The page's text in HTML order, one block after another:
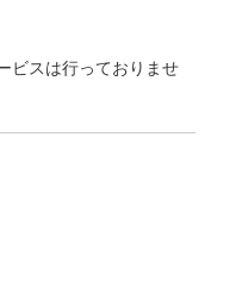
ビスは行っておりませ